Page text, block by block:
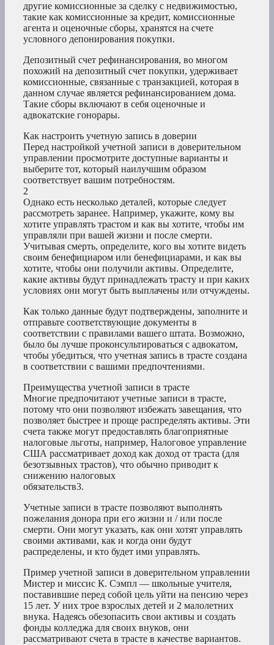
другие комиссионные за сделку с недвижимостью,
такие как комиссионные за кредит, комиссионные
агента и оценочные сборы, хранятся на счете
условного депонирования покупки.
Депозитный счет рефинансирования, во многом
похожий на депозитный счет покупки, удерживает
комиссионные, связанные с транзакцией, которая в
данном случае является рефинансированием дома.
Такие сборы включают в себя оценочные и
адвокатские гонорары.
Как настроить учетную запись в доверии
Перед настройкой учетной записи в доверительном
управлении просмотрите доступные варианты и
выберите тот, который наилучшим образом
соответствует вашим потребностям.
2
Однако есть несколько деталей, которые следует
рассмотреть заранее. Например, укажите, кому вы
хотите управлять трастом и как вы хотите, чтобы им
управляли при вашей жизни и после смерти.
Учитывая смерть, определите, кого вы хотите видеть
своим бенефициаром или бенефициарами, и как вы
хотите, чтобы они получили активы. Определите,
какие активы будут принадлежать трасту и при каких
условиях они могут быть выплачены или отчуждены.
Как только данные будут подтверждены, заполните и
отправьте соответствующие документы в
соответствии с правилами вашего штата. Возможно,
было бы лучше проконсультироваться с адвокатом,
чтобы убедиться, что учетная запись в трасте создана
в соответствии с вашими предпочтениями.
Преимущества учетной записи в трасте
Многие предпочитают учетные записи в трасте,
потому что они позволяют избежать завещания, что
позволяет быстрее и проще распределять активы. Эти
счета также могут предоставлять благоприятные
налоговые льготы, например, Налоговое управление
США рассматривает доход как доход от траста (для
безотзывных трастов), что обычно приводит к
снижению налоговых
обязательств3.
Учетные записи в трасте позволяют выполнять
пожелания донора при его жизни и / или после
смерти. Они могут указать, как они хотят управлять
своими активами, как и когда они будут
распределены, и кто будет ими управлять.
Пример учетной записи в доверительном управлении
Мистер и миссис К. Сэмпл — школьные учителя,
поставившие перед собой цель уйти на пенсию через
15 лет. У них трое взрослых детей и 2 малолетних
внука. Надеясь обезопасить свои активы и создать
фонды колледжа для своих внуков, они
рассматривают счета в трасте в качестве вариантов.